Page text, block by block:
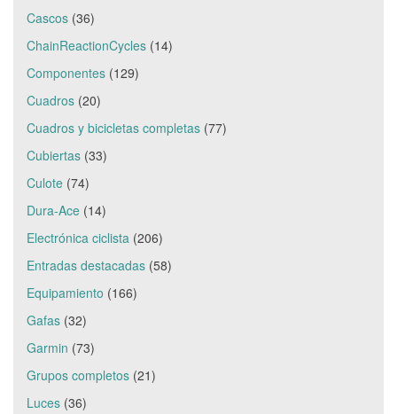
Cascos (36)
ChainReactionCycles (14)
Componentes (129)
Cuadros (20)
Cuadros y bicicletas completas (77)
Cubiertas (33)
Culote (74)
Dura-Ace (14)
Electrónica ciclista (206)
Entradas destacadas (58)
Equipamiento (166)
Gafas (32)
Garmin (73)
Grupos completos (21)
Luces (36)